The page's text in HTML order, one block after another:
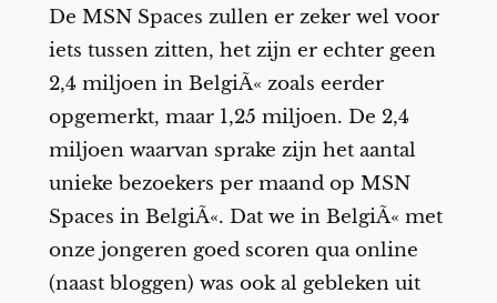
De MSN Spaces zullen er zeker wel voor
iets tussen zitten, het zijn er echter geen
2,4 miljoen in BelgiÃ« zoals eerder
opgemerkt, maar 1,25 miljoen. De 2,4
miljoen waarvan sprake zijn het aantal
unieke bezoekers per maand op MSN
Spaces in BelgiÃ«. Dat we in BelgiÃ« met
onze jongeren goed scoren qua online
(naast bloggen) was ook al gebleken uit